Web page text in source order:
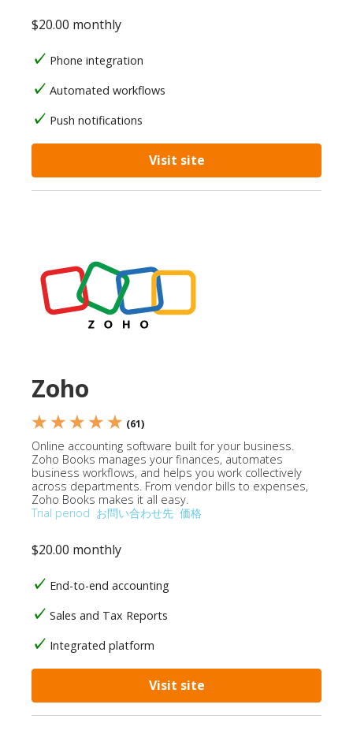
$20.00 monthly
Phone integration
Automated workflows
Push notifications
Visit site
Zoho
★ ★ ★ ★ ★ (61)
Online accounting software built for your business.
Zoho Books manages your finances, automates
business workflows, and helps you work collectively
across departments. From vendor bills to expenses,
Zoho Books makes it all easy.
Trial period お問い合わせ先 価格
$20.00 monthly
End-to-end accounting
Sales and Tax Reports
Integrated platform
Visit site